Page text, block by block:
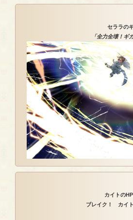
セララの
「全力全壊！ギ
カイトの
ブレイク！ カイ